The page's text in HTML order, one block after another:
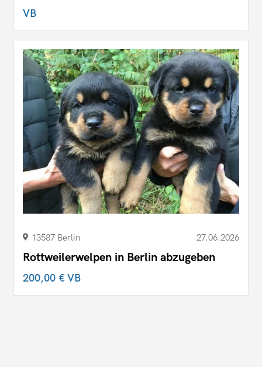
VB
13587 Berlin 27.06.2026
Rottweilerwelpen in Berlin abzugeben
200,00 €VB